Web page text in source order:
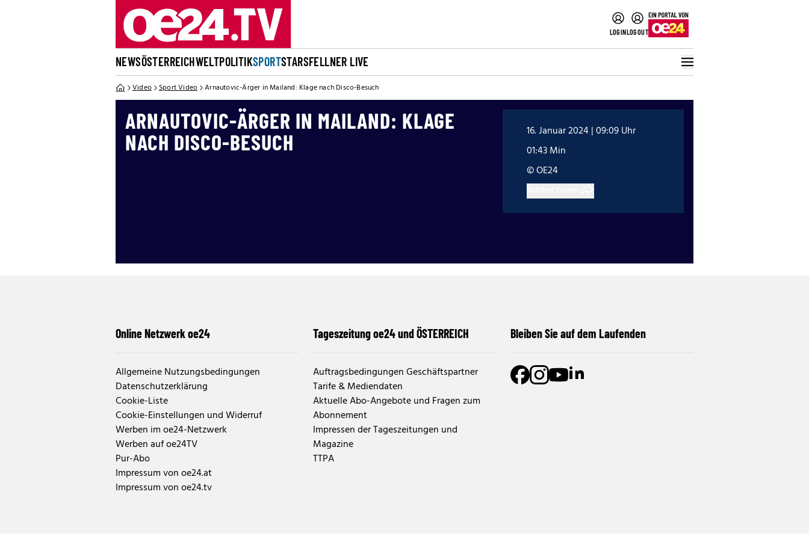
LOGINLOGOUT
NEWSÖSTERREICHWELTPOLITIKSPORTSTARSFELLNER LIVE
Video Sport Video Arnautovic-Ärger in Mailand: Klage nach Disco-Besuch
ARNAUTOVIC-ÄRGER IN MAILAND: KLAGE
NACH DISCO-BESUCH
16. Januar 2024 | 09:09 Uhr
01:43 Min
© OE24
Online Netzwerk oe24
Allgemeine Nutzungsbedingungen
Datenschutzerklärung
Cookie-Liste
Cookie-Einstellungen und Widerruf
Werben im oe24-Netzwerk
Werben auf oe24TV
Pur-Abo
Impressum von oe24.at
Impressum von oe24.tv
Tageszeitung oe24 und ÖSTERREICH
Auftragsbedingungen Geschäftspartner
Tarife & Mediendaten
Aktuelle Abo-Angebote und Fragen zum
Abonnement
Impressen der Tageszeitungen und
Magazine
TTPA
Bleiben Sie auf dem Laufenden